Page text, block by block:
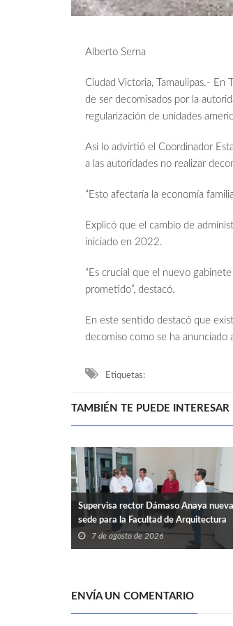
Alberto Serna
Ciudad Victoria, Tamaulipas.-
de ser decomisados por la
regularización de unidades
Así lo advirtió el Coordinador
a las autoridades no realizar
“Esto afectaría la economía
Explicó que el cambio de
iniciado en 2022.
“Es crucial que el nuevo
prometido”, destacó.
En este sentido destacó que
decomiso como se ha anunciado
Etiquetas:
TAMBIÉN TE PUEDE INTERESAR
Supervisa rector Dámaso Anaya nueva
sede para la Facultad de Arquitectura
de la UAT en Ciudad Victoria
7 de agosto de 2026
ENVÍA UN COMENTARIO